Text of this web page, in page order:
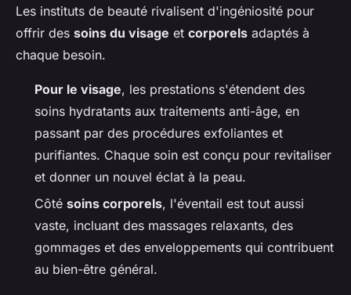
Les instituts de beauté rivalisent d'ingéniosité pour
offrir des soins du visage et corporels adaptés à
chaque besoin.
Pour le visage, les prestations s'étendent des
soins hydratants aux traitements anti-âge, en
passant par des procédures exfoliantes et
purifiantes. Chaque soin est conçu pour revitaliser
et donner un nouvel éclat à la peau.
Côté soins corporels, l'éventail est tout aussi
vaste, incluant des massages relaxants, des
gommages et des enveloppements qui contribuent
au bien-être général.